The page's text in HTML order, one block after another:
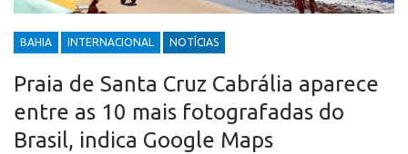
BAHIA INTERNACIONAL NOTÍCIAS
Praia de Santa Cruz Cabrália aparece
entre as 10 mais fotografadas do
Brasil, indica Google Maps